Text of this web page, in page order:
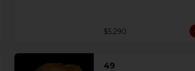
$5.290
49